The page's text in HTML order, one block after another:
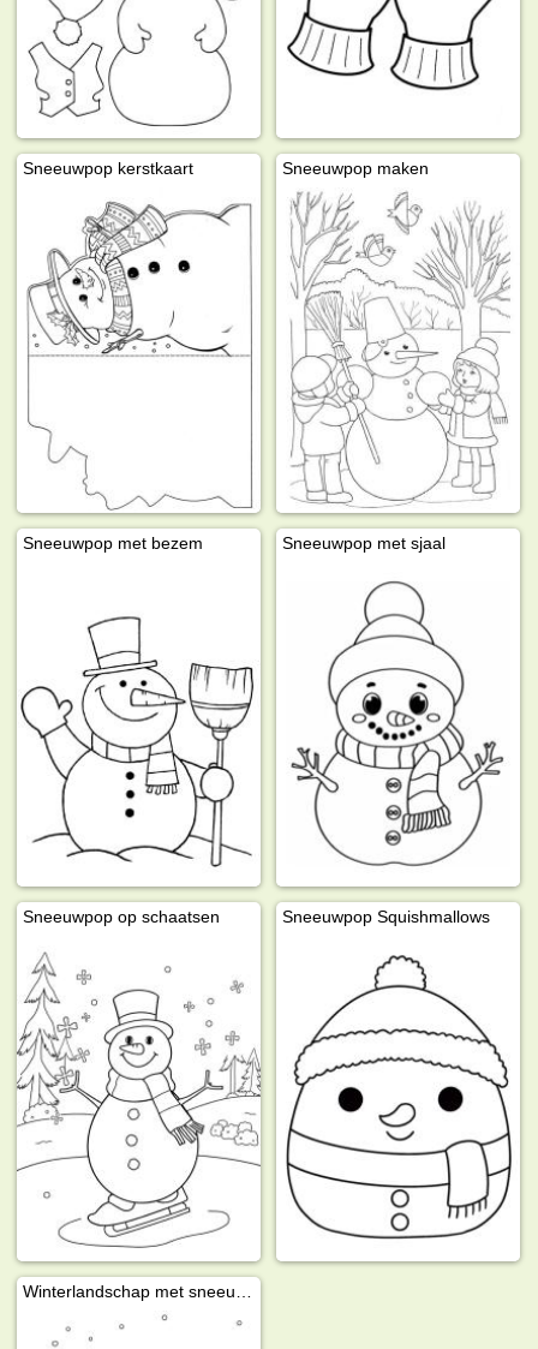
Sneeuwpop kerstkaart Sneeuwpop maken
Sneeuwpop met bezem Sneeuwpop met sjaal
Sneeuwpop op schaatsen Sneeuwpop Squishmallows